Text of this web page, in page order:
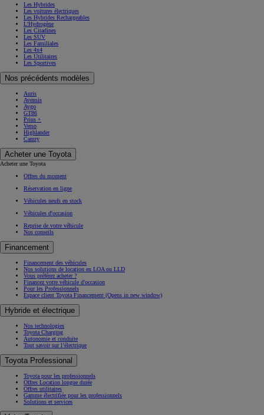
Les Hybrides
Les voitures électriques
Les Hybrides Rechargeables
L'Hydrogène
Les Citadines
Les SUV
Les Familiales
Les 4x4
Les Utilitaires
Les Sportives
Nos précédents modèles
Auris
Avensis
Aygo
GT86
Prius +
Verso
Highlander
Camry
Acheter une Toyota
Acheter une Toyota
Offres du moment
Réservation en ligne
Véhicules neufs en stock
Véhicules d'occasion
Reprise de votre véhicule
Nos conseils
Financement
Financement des véhicules
Nos solutions de location en LOA ou LLD
Vous préférez acheter ?
Financez votre véhicule d'occasion
Pour les Professionnels
Espace client Toyota Financement (Opens in new window)
Hybride et électrique
Nos technologies
Toyota Charging
Autonomie et conduite
Tout savoir sur l’électrique
Toyota Professional
Toyota pour les professionnels
Offres Location longue durée
Offres utilitaires
Gamme électrifiée pour les professionnels
Solutions et services